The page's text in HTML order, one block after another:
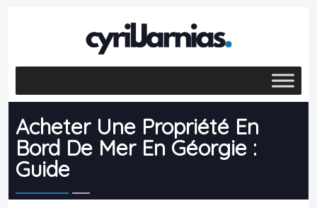
Acheter Une Propriété En
Bord De Mer En Géorgie :
Guide